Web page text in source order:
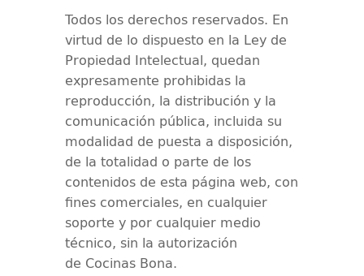
Todos los derechos reservados. En
virtud de lo dispuesto en la Ley de
Propiedad Intelectual, quedan
expresamente prohibidas la
reproducción, la distribución y la
comunicación pública, incluida su
modalidad de puesta a disposición,
de la totalidad o parte de los
contenidos de esta página web, con
fines comerciales, en cualquier
soporte y por cualquier medio
técnico, sin la autorización
de Cocinas Bona.